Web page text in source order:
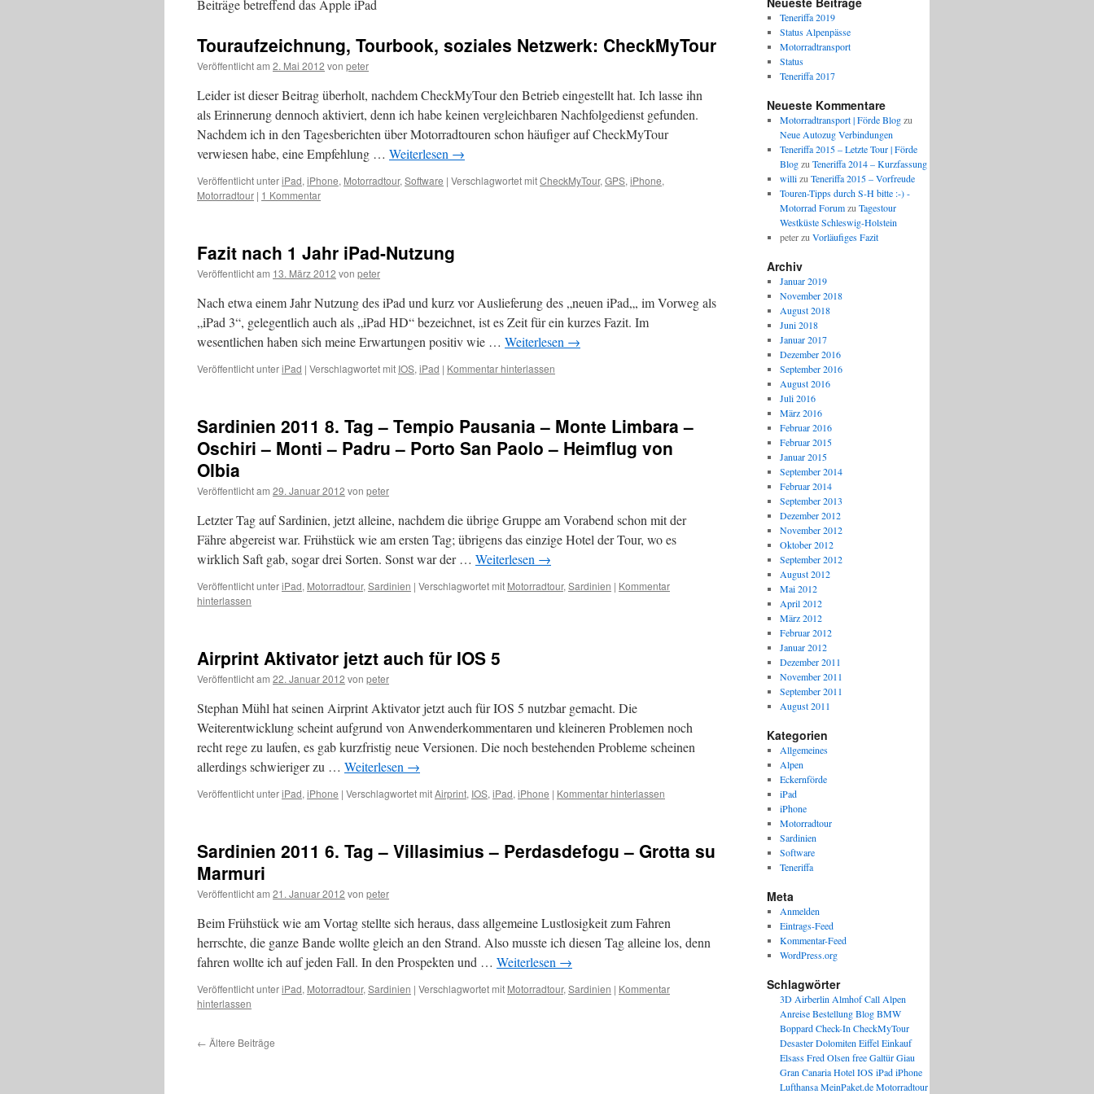
Beiträge betreffend das Apple iPad
Touraufzeichnung, Tourbook, soziales Netzwerk: CheckMyTour
Veröffentlicht am 2. Mai 2012 von peter
Leider ist dieser Beitrag überholt, nachdem CheckMyTour den Betrieb eingestellt hat. Ich lasse ihn
als Erinnerung dennoch aktiviert, denn ich habe keinen vergleichbaren Nachfolgedienst gefunden.
Nachdem ich in den Tagesberichten über Motorradtouren schon häufiger auf CheckMyTour
verwiesen habe, eine Empfehlung … Weiterlesen →
Veröffentlicht unteriPad, iPhone, Motorradtour, Software | Verschlagwortet mitCheckMyTour, GPS, iPhone,
Motorradtour | 1 Kommentar
Fazit nach 1 Jahr iPad-Nutzung
Veröffentlicht am 13. März 2012 von peter
Nach etwa einem Jahr Nutzung des iPad und kurz vor Auslieferung des „neuen iPad„, im Vorweg als
„iPad 3“, gelegentlich auch als „iPad HD“ bezeichnet, ist es Zeit für ein kurzes Fazit. Im
wesentlichen haben sich meine Erwartungen positiv wie … Weiterlesen →
Veröffentlicht unteriPad | Verschlagwortet mit IOS, iPad | Kommentar hinterlassen
Sardinien 2011 8. Tag – Tempio Pausania – Monte Limbara –
Oschiri – Monti – Padru – Porto San Paolo – Heimflug von
Olbia
Veröffentlicht am 29. Januar 2012 von peter
Letzter Tag auf Sardinien, jetzt alleine, nachdem die übrige Gruppe am Vorabend schon mit der
Fähre abgereist war. Frühstück wie am ersten Tag; übrigens das einzige Hotel der Tour, wo es
wirklich Saft gab, sogar drei Sorten. Sonst war der … Weiterlesen →
Veröffentlicht unteriPad, Motorradtour, Sardinien | Verschlagwortet mit Motorradtour, Sardinien | Kommentar
hinterlassen
Airprint Aktivator jetzt auch für IOS 5
Veröffentlicht am 22. Januar 2012 von peter
Stephan Mühl hat seinen Airprint Aktivator jetzt auch für IOS 5 nutzbar gemacht. Die
Weiterentwicklung scheint aufgrund von Anwenderkommentaren und kleineren Problemen noch
recht rege zu laufen, es gab kurzfristig neue Versionen. Die noch bestehenden Probleme scheinen
allerdings schwieriger zu … Weiterlesen →
Veröffentlicht unteriPad, iPhone | Verschlagwortet mitAirprint, IOS, iPad, iPhone | Kommentar hinterlassen
Sardinien 2011 6. Tag – Villasimius – Perdasdefogu – Grotta su
Marmuri
Veröffentlicht am 21. Januar 2012 von peter
Beim Frühstück wie am Vortag stellte sich heraus, dass allgemeine Lustlosigkeit zum Fahren
herrschte, die ganze Bande wollte gleich an den Strand. Also musste ich diesen Tag alleine los, denn
fahren wollte ich auf jeden Fall. In den Prospekten und … Weiterlesen →
Veröffentlicht unteriPad, Motorradtour, Sardinien | Verschlagwortet mit Motorradtour, Sardinien | Kommentar
hinterlassen
← Ältere Beiträge
Teneriffa 2019
Status Alpenpässe
Motorradtransport
Status
Teneriffa 2017
Neueste Kommentare
Motorradtransport | Förde Blogzu
Neue Autozug Verbindungen
Teneriffa 2015 – Letzte Tour | Förde
Blogzu Teneriffa 2014 – Kurzfassung
willizu Teneriffa 2015 – Vorfreude
Touren-Tipps durch S-H bitte :-) -
Motorrad Forumzu Tagestour
Westküste Schleswig-Holstein
peterzu Vorläufiges Fazit
Archiv
Januar 2019
November 2018
August 2018
Juni 2018
Januar 2017
Dezember 2016
September 2016
August 2016
Juli 2016
März 2016
Februar 2016
Februar 2015
Januar 2015
September 2014
Februar 2014
September 2013
Dezember 2012
November 2012
Oktober 2012
September 2012
August 2012
Mai 2012
April 2012
März 2012
Februar 2012
Januar 2012
Dezember 2011
November 2011
September 2011
August 2011
Kategorien
Allgemeines
Alpen
Eckernförde
iPad
iPhone
Motorradtour
Sardinien
Software
Teneriffa
Meta
Anmelden
Eintrags-Feed
Kommentar-Feed
WordPress.org
Schlagwörter
3D Airberlin Almhof Call Alpen
Anreise Bestellung Blog BMW
Boppard Check-In CheckMyTour
Desaster Dolomiten Eiffel Einkauf
Elsass Fred Olsen free Galtür Giau
Gran Canaria Hotel IOS iPad iPhone
Lufthansa MeinPaket.de Motorradtour